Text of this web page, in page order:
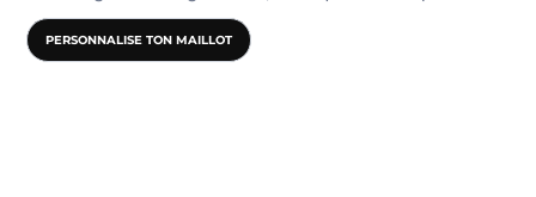
PERSONNALISE TON MAILLOT